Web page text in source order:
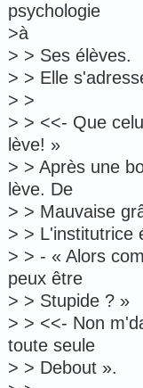
psychologie
>à
> > Ses élèves.
> > Elle
> >
> > <<- Que
lève! »
> > Après une
lève. De
> > Mauvaise
> > L'institutrice
> > - « Alors
peux être
> > Stupide ? »
> > <<- Non
toute seule
> > Debout ».